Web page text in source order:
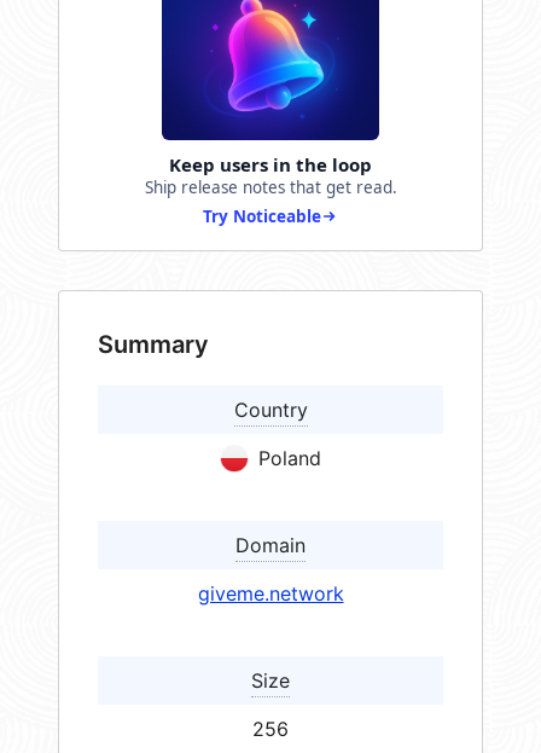
Keep users in the loop
Ship release notes that get read.
Try Noticeable
Summary
Country
Poland
Domain
giveme.network
Size
256